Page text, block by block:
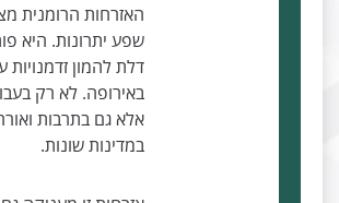
האזרחות הרומנית מציעה
שפע יתרונות. היא פותחת
דלת להמון זדמנויות עבודה
באירופה. לא רק בעבודה,
אלא גם בתרבות ואורח חיים
במדינות שונות.